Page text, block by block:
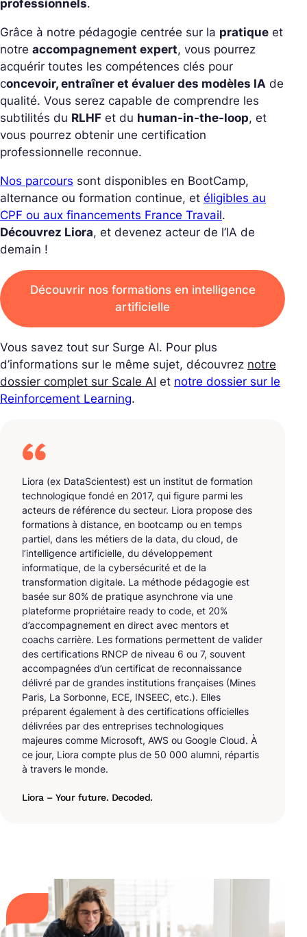
professionnels.
Grâce à notre pédagogie centrée sur la pratique et
notre accompagnement expert, vous pourrez
acquérir toutes les compétences clés pour
concevoir, entraîner et évaluer des modèles IA de
qualité. Vous serez capable de comprendre les
subtilités du RLHF et du human-in-the-loop, et
vous pourrez obtenir une certification
professionnelle reconnue.
Nos parcours sont disponibles en BootCamp,
alternance ou formation continue, et éligibles au
CPF ou aux financements France Travail.
Découvrez Liora, et devenez acteur de l’IA de
demain !
Découvrir nos formations en intelligence
artificielle
Vous savez tout sur Surge AI. Pour plus
d’informations sur le même sujet, découvrez notre
dossier complet sur Scale AI et notre dossier sur le
Reinforcement Learning.
Liora (ex DataScientest) est un institut de formation
technologique fondé en 2017, qui figure parmi les
acteurs de référence du secteur. Liora propose des
formations à distance, en bootcamp ou en temps
partiel, dans les métiers de la data, du cloud, de
l’intelligence artificielle, du développement
informatique, de la cybersécurité et de la
transformation digitale. La méthode pédagogie est
basée sur 80% de pratique asynchrone via une
plateforme propriétaire ready to code, et 20%
d’accompagnement en direct avec mentors et
coachs carrière. Les formations permettent de valider
des certifications RNCP de niveau 6 ou 7, souvent
accompagnées d’un certificat de reconnaissance
délivré par de grandes institutions françaises (Mines
Paris, La Sorbonne, ECE, INSEEC, etc.). Elles
préparent également à des certifications officielles
délivrées par des entreprises technologiques
majeures comme Microsoft, AWS ou Google Cloud. À
ce jour, Liora compte plus de 50 000 alumni, répartis
à travers le monde.
Liora – Your future. Decoded.